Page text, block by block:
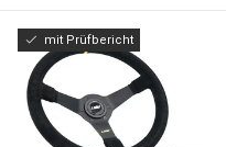
mit Prüfbericht